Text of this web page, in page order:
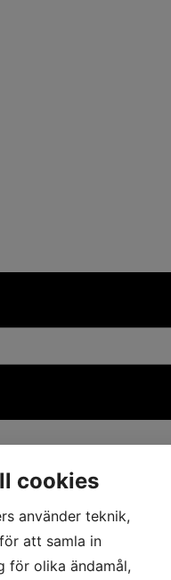
cookies
använder teknik,
att samla in
för olika ändamål,